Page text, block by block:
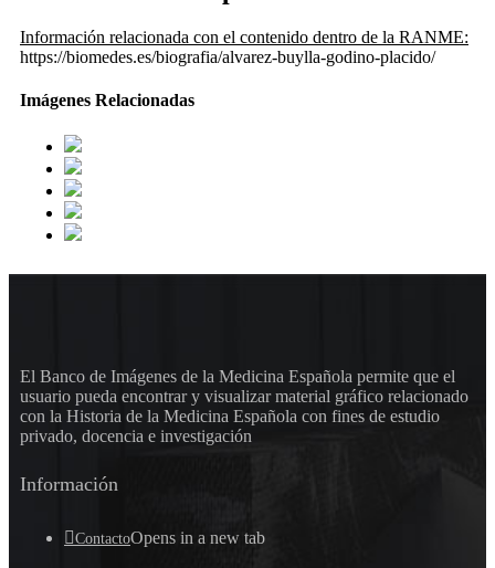
Información relacionada con el contenido dentro de la RANME:
https://biomedes.es/biografia/alvarez-buylla-godino-placido/
Imágenes Relacionadas
El Banco de Imágenes de la Medicina Española permite que el
usuario pueda encontrar y visualizar material gráfico relacionado
con la Historia de la Medicina Española con fines de estudio
privado, docencia e investigación
Información
ContactoOpens in a new tab